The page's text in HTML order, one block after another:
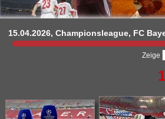
15.04.2026, Championsleague, FC
Zeige
1